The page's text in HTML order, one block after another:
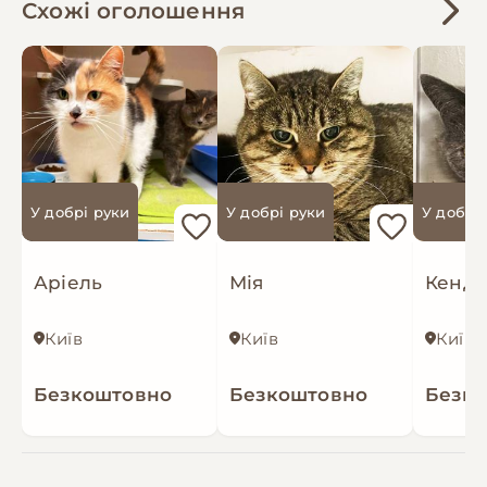
Схожі оголошення
У добрі руки
Аріель
Київ
Безкоштовно
У добрі руки
Мія
Київ
Безкоштовно
У добрі
Кенді
Київ